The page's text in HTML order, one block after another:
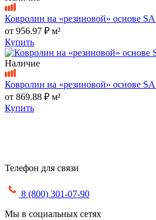
Ковролин на «резиновой» основе
от 956.97 ₽ м²
Купить
Наличие
Ковролин на «резиновой» основе
от 869.88 ₽ м²
Купить
Телефон для связи
8 (800) 301-07-90
Мы в социальных сетях